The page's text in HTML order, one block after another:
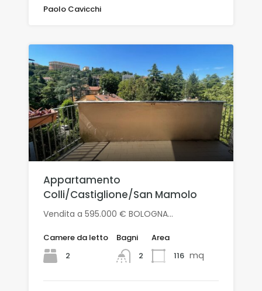
Paolo Cavicchi
Appartamento
Colli/Castiglione/San Mamolo
Vendita a 595.000 € BOLOGNA…
Camere da letto
2
Bagni
2
Area
116 mq